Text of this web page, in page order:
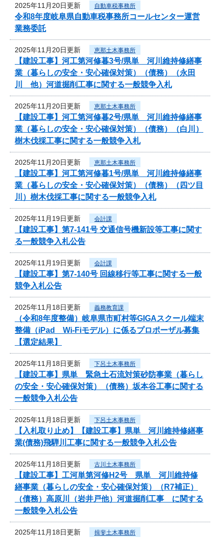
2025年11月20日更新 自動車税事務所
令和8年度岐阜県自動車税事務所コールセンター運営
業務委託
2025年11月20日更新 恵那土木事務所
【建設工事】河工第河修暮3号/県単 河川維持修繕事
業（暮らしの安全・安心確保対策）（債務）（永田
川 他）河道掘削工事に関する一般競争入札
2025年11月20日更新 恵那土木事務所
【建設工事】河工第河修暮2号/県単 河川維持修繕事
業（暮らしの安全・安心確保対策）（債務）（白川）
樹木伐採工事に関する一般競争入札
2025年11月20日更新 恵那土木事務所
【建設工事】河工第河修暮1号/県単 河川維持修繕事
業（暮らしの安全・安心確保対策）（債務）（四ツ目
川）樹木伐採工事に関する一般競争入札
2025年11月19日更新 会計課
【建設工事】第7-141号 交通信号機新設等工事に関す
る一般競争入札公告
2025年11月19日更新 会計課
【建設工事】第7-140号 回線移行等工事に関する一般
競争入札公告
2025年11月18日更新 義務教育課
（令和8年度整備）岐阜県市町村等GIGAスクール端末
整備（iPad Wi-Fiモデル）に係るプロポーザル募集
【選定結果】
2025年11月18日更新 下呂土木事務所
【建設工事】県単 緊急土石流対策砂防事業（暮らし
の安全・安心確保対策）（債務）坂本谷工事に関する
一般競争入札公告
2025年11月18日更新 下呂土木事務所
【入札取り止め】【建設工事】県単 河川維持修繕事
業(債務)飛騨川工事に関する一般競争入札公告
2025年11月18日更新 古川土木事務所
【建設工事】工河単第河修H2号 県単 河川維持修
繕事業（暮らしの安全・安心確保対策）（R7補正）
（債務）高原川（岩井戸他）河道掘削工事 に関する
一般競争入札公告
2025年11月18日更新 揖斐土木事務所